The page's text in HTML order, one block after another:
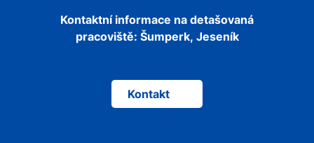
Kontaktní informace na detašovaná
pracoviště: Šumperk, Jeseník
Kontakt